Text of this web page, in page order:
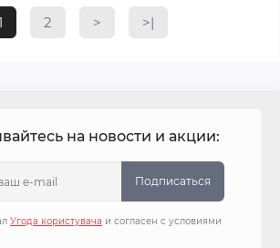
2 > >|
на новости и акции:
Подписаться
Угода користувача и согласен с условиями